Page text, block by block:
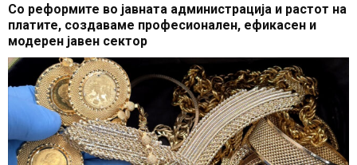
Со реформите во јавната администрација и растот на
платите, создаваме професионален, ефикасен и
модерен јавен сектор